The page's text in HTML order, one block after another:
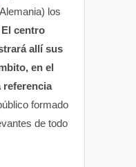
los
El centro
allí sus
en el
referencia
formado
de todo